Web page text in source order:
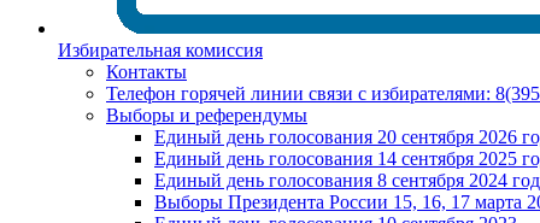
Избирательная комиссия
Контакты
Телефон горячей линии связи с избирателями:
Выборы и референдумы
Единый день голосования 20 сентября 2026
Единый день голосования 14 сентября 2025
Единый день голосования 8 сентября 2024
Выборы Президента России 15, 16, 17 марта